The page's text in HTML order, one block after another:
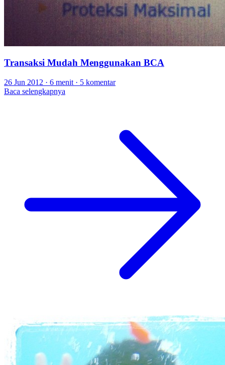
Transaksi Mudah Menggunakan BCA
26 Jun 2012 · 6 menit · 5 komentar
Baca selengkapnya